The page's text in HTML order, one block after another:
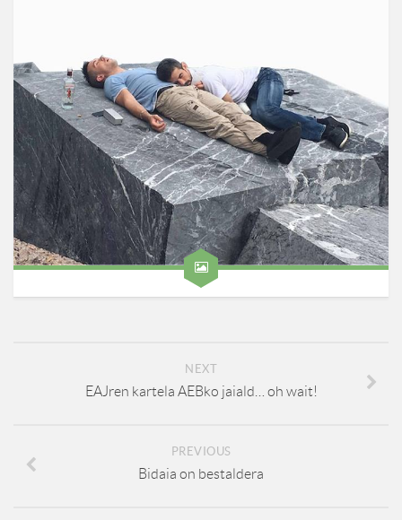
NEXT
EAJren kartela AEBko jaiald… oh wait!
PREVIOUS
Bidaia on bestaldera